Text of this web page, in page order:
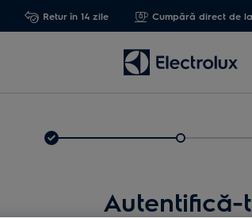
Retur în 14 zile Cumpără direct de
Autentifică-